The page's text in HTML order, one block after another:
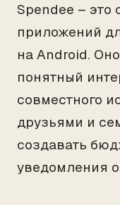
Spendee –
приложений
на Android.
понятный
совместного
друзьями и
создавать
уведомления